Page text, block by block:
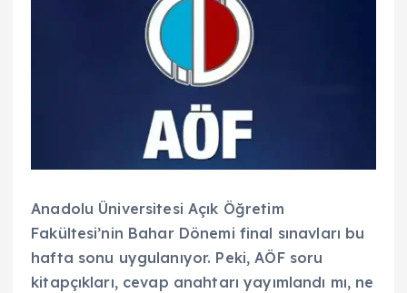
Anadolu Üniversitesi Açık Öğretim
Fakültesi’nin Bahar Dönemi final sınavları bu
hafta sonu uygulanıyor. Peki, AÖF soru
kitapçıkları, cevap anahtarı yayımlandı mı, ne